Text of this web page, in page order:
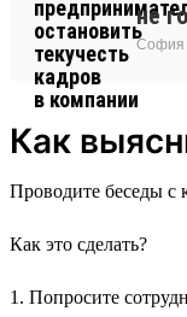
не
София
Как
Проводите беседы с
Как это сделать?
1. Попросите